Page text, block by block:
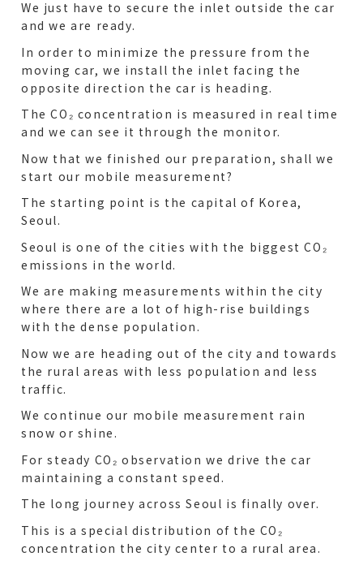
We just have to secure the inlet outside the car
and we are ready.
In order to minimize the pressure from the
moving car, we install the inlet facing the
opposite direction the car is heading.
The CO₂ concentration is measured in real time
and we can see it through the monitor.
Now that we finished our preparation, shall we
start our mobile measurement?
The starting point is the capital of Korea,
Seoul.
Seoul is one of the cities with the biggest CO₂
emissions in the world.
We are making measurements within the city
where there are a lot of high-rise buildings
with the dense population.
Now we are heading out of the city and towards
the rural areas with less population and less
traffic.
We continue our mobile measurement rain
snow or shine.
For steady CO₂ observation we drive the car
maintaining a constant speed.
The long journey across Seoul is finally over.
This is a special distribution of the CO₂
concentration the city center to a rural area.